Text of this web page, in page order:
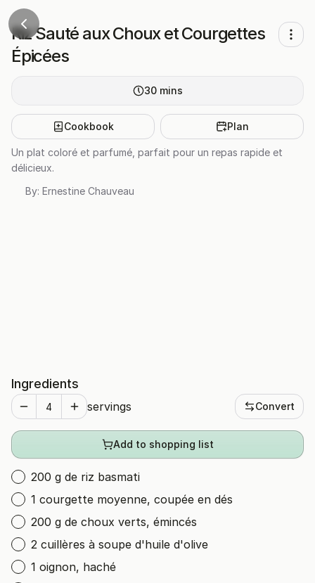
Riz Sauté aux Choux et Courgettes
Épicées
30 mins
Cookbook Plan
Un plat coloré et parfumé, parfait pour un repas rapide et
délicieux.
By: Ernestine Chauveau
Ingredients
servings Convert
Add to shopping list
200 g de riz basmati
1 courgette moyenne, coupée en dés
200 g de choux verts, émincés
2 cuillères à soupe d'huile d'olive
1 oignon, haché